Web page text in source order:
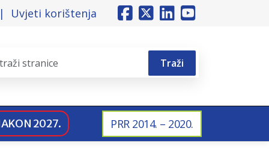
Uvjeti korištenja
Traži
2027. PRR 2014. – 2020.